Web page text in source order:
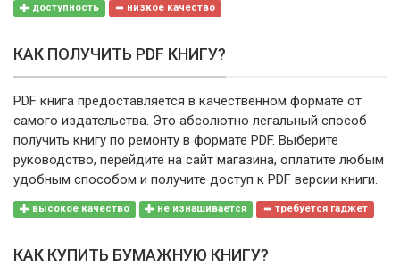
доступность низкое качество
КАК ПОЛУЧИТЬ PDF КНИГУ?
PDF книга предоставляется в качественном формате от
самого издательства. Это абсолютно легальный способ
получить книгу по ремонту в формате PDF. Выберите
руководство, перейдите на сайт магазина, оплатите любым
удобным способом и получите доступ к PDF версии книги.
высокое качество не изнашивается требуется гаджет
КАК КУПИТЬ БУМАЖНУЮ КНИГУ?